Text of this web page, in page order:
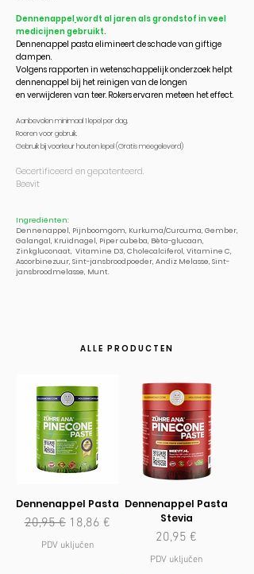
Dennenappelwordt al jaren als grondstof in veel
medicijnen gebruikt.
Dennenappel pasta elimineert de schade van giftige
dampen.
Volgens rapporten in wetenschappelijk onderzoek helpt
dennenappel bij het reinigen van de longen
en verwijderen van teer. Rokers ervaren meteen het effect.
Aanbevolen minimaal 1 lepel per dag.
Roeren voor gebruik.
Gebruik bij voorkeur houten lepel (Gratis meegeleverd)
Gecertificeerd en gepatenteerd.
Beevit
Ingrediënten:
Dennenappel, Pijnboomgom, Kurkuma/Curcuma, Gember,
Galangal, Kruidnagel, Piper cubeba, Bèta-glucaan,
Zinkgluconaat, Vitamine D3, Cholecalciferol, Vitamine C,
Ascorbinezuur, Sint-jansbroodpoeder, Andiz Melasse, Sint-
jansbroodmelasse, Munt.
ALLE PRODUCTEN
Dennenappel Pasta
Redovna cijena
20,95 € Cijena s popustom
18,86 €
PDV uključen
Dennenappel Pasta
Stevia
Cijena
20,95 €
PDV uključen